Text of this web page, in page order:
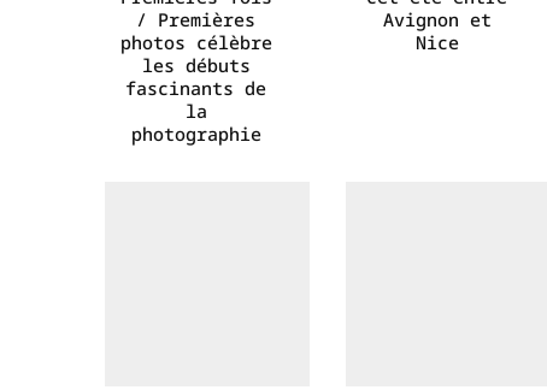
/ Premières
photos célèbre
les débuts
fascinants de
la
photographie
Avignon et
Nice